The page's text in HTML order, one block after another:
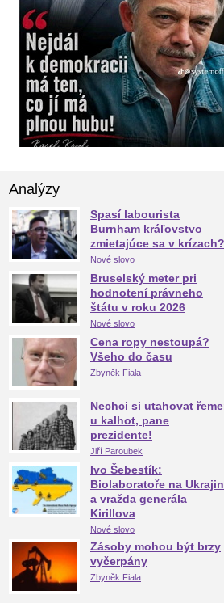
Analýzy
Spasí labourista
Burnham kráľovstvo
zmietajúce sa v krízach?
Nové slovo
Bruselský meter pri
hodnotení právneho
štátu v roku 2026
Nové slovo
Cena ropy nestoupá?
Všeho do času
Zbyněk Fiala
Nechci si utahovat
u kalhot, pane
prezidente!
Jiří Paroubek
Ivo Šebestík:
Biolaboratoře na
a vražda generála
Kirillova
Nové slovo
Zásoby mohou být brzy
vyčerpány
Zbyněk Fiala